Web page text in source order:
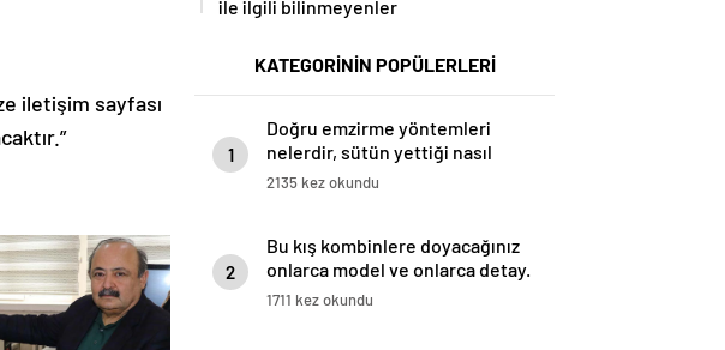
iletişim sayfası
ile ilgili bilinmeyenler
KATEGORİNİN POPÜLERLERİ
1
Doğru emzirme yöntemleri
nelerdir, sütün yettiği nasıl
anlaşılır?
2135 kez okundu
2
Bu kış kombinlere doyacağınız
onlarca model ve onlarca detay.
1711 kez okundu